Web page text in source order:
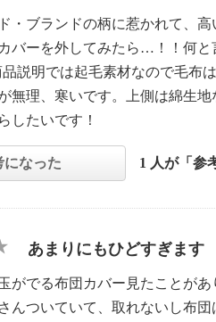
・ブランドの柄に惹かれて、
バーを外してみたら…！！何
説明では起毛素材なので毛布
無理、寒いです。上側は綿生
したいです！
になった 1 人が「参
あまりにもひどすぎます
がでる布団カバー見たことがあ
んついていて、取れないし布団